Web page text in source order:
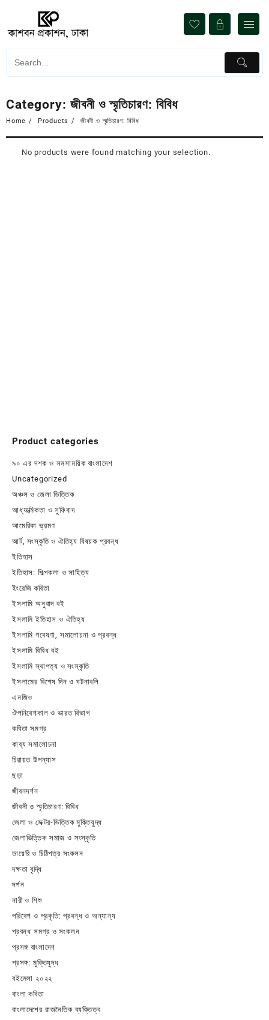
content
Category: জীবনী ও স্মৃতিচারণ: বিবিধ
Home Products জীবনী ও স্মৃতিচারণ: বিবিধ
No products were found matching your selection.
Product categories
৯০ এর দশক ও সমসাময়িক বাংলাদেশ
Uncategorized
অঞ্চল ও জেলা ভিত্তিক
আধ্যাত্মিকতা ও সুফিবাদ
আমেরিকা ভ্রমণ
আর্ট, সংস্কৃতি ও ঐতিহ্য বিষয়ক প্রবন্ধ
ইতিহাস
ইতিহাস: শিল্পকলা ও সাহিত্য
ইংরেজি কবিতা
ইসলামি অনুবাদ বই
ইসলামি ইতিহাস ও ঐতিহ্য
ইসলামি গবেষণা, সমালোচনা ও প্রবন্ধ
ইসলামি বিবিধ বই
ইসলামি স্থাপত্য ও সংস্কৃতি
ইসলামের বিশেষ দিন ও ঘটনাবলি
এনজিও
ঔপনিবেশকাল ও ভারত বিভাগ
কবিতা সমগ্র
কাব্য সমালোচনা
চিরায়ত উপন্যাস
ছড়া
জীবনদর্শন
জীবনী ও স্মৃতিচারণ: বিবিধ
জেলা ও সেক্টর-ভিত্তিক মুক্তিযুদ্ধ
জেলাভিত্তিক সমাজ ও সংস্কৃতি
ডায়েরি ও চিঠিপত্র সংকলন
দক্ষতা বৃদ্ধি
দর্শন
নারী ও শিশু
পরিবেশ ও প্রকৃতি: প্রবন্ধ ও অন্যান্য
প্রবন্ধ সমগ্র ও সংকলন
প্রসঙ্গ বাংলাদেশ
প্রসঙ্গ: মুক্তিযুদ্ধ
বইমেলা ২০২২
বাংলা কবিতা
বাংলাদেশের রাজনৈতিক ব্যক্তিত্ব